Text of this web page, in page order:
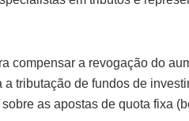
compensar a revogação do
tributação de fundos de
as apostas de quota fixa